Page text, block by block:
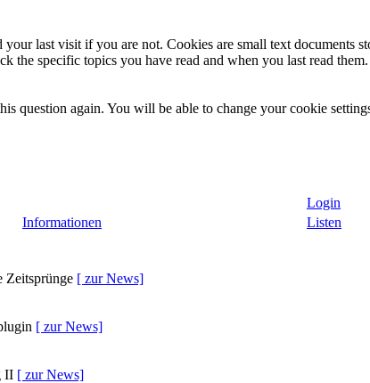
last visit if you are not. Cookies are small text documents
specific topics you have read and when you last read
question again. You will be able to change your cookie
Login
Informationen Listen
Zeitsprünge [ zur News]
[ zur News]
II [ zur News]